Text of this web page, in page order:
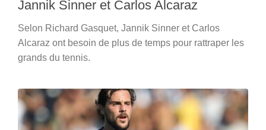
Jannik Sinner et Carlos Alcaraz
Selon Richard Gasquet, Jannik Sinner et Carlos
Alcaraz ont besoin de plus de temps pour rattraper les
grands du tennis.